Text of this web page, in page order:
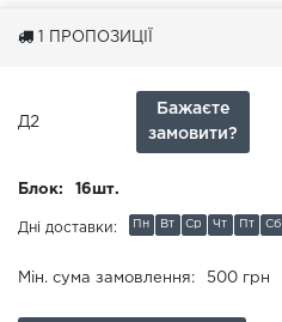
ПРОПОЗИЦІЇ
Д2
Бажаєте
замовити?
Блок: 16шт.
Дні доставки: Пн Вт Ср Чт Пт Сб
Мін. сума замовлення: 500 грн